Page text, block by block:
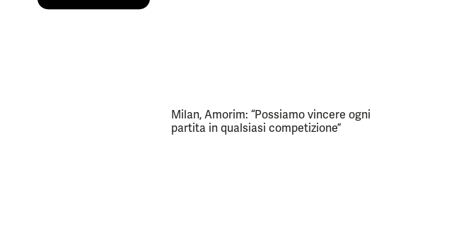
Milan, Amorim: “Possiamo vincere ogni
partita in qualsiasi competizione”